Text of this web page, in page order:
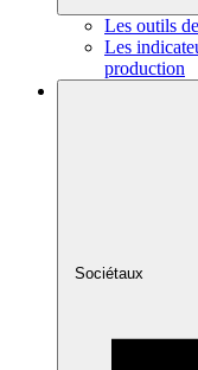
Les outils
Les
production
Sociétaux